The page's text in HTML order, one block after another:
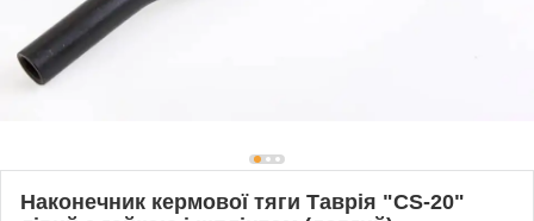
Наконечник кермової тяги Таврія "CS-20"